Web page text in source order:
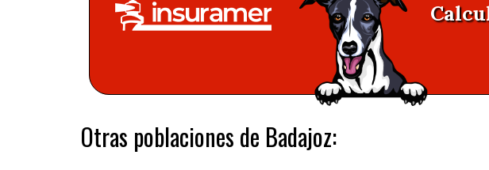
Otras poblaciones de Badajoz: